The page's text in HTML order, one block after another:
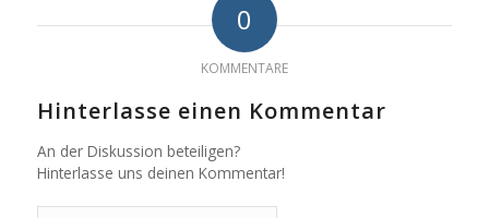
0
KOMMENTARE
Hinterlasse einen Kommentar
An der Diskussion beteiligen?
Hinterlasse uns deinen Kommentar!